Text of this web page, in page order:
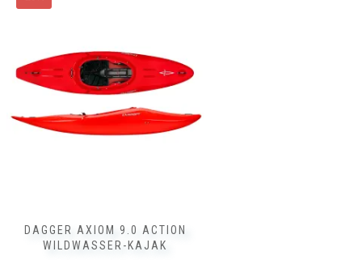
DAGGER AXIOM 9.0 ACTION
WILDWASSER-KAJAK
Produkt
Varianten
auf.
können